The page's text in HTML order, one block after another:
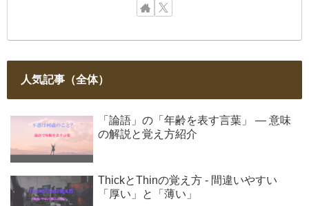
人気記事（全体）
「論語」の「年齢を表す言葉」 ― 意味
の解説と覚え方紹介
ThickとThinの覚え方 - 間違いやすい
「厚い」と「薄い」